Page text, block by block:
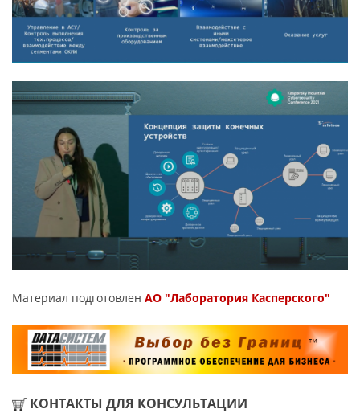
Материал подготовлен АО "Лаборатория Касперского"
КОНТАКТЫ ДЛЯ КОНСУЛЬТАЦИИ